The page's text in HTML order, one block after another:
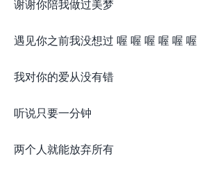
谢谢你陪我做过美梦
遇见你之前我没想过 喔 喔 喔 喔 喔 喔
我对你的爱从没有错
听说只要一分钟
两个人就能放弃所有